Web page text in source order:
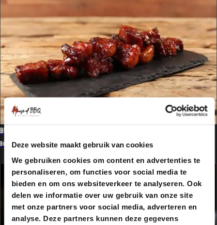
Deze website maakt gebruik van cookies
We gebruiken cookies om content en advertenties te
personaliseren, om functies voor social media te
bieden en om ons websiteverkeer te analyseren. Ook
delen we informatie over uw gebruik van onze site
met onze partners voor social media, adverteren en
analyse. Deze partners kunnen deze gegevens
BURNT ENDS VAN BUIKSPEK (3-2-1 METHODE)
Bekijk recept